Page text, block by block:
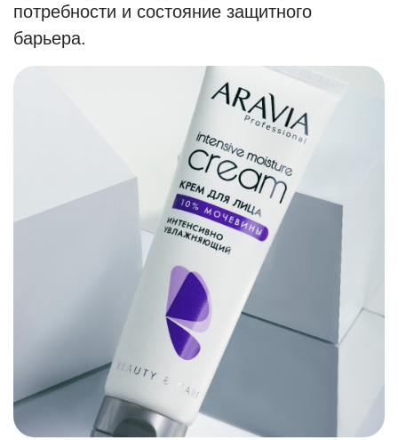
потребности и состояние защитного
барьера.